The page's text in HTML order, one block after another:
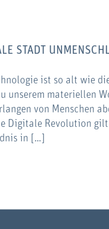
STADT
ist so alt wie
unserem materiellen
von Menschen
Digitale Revolution
in […]